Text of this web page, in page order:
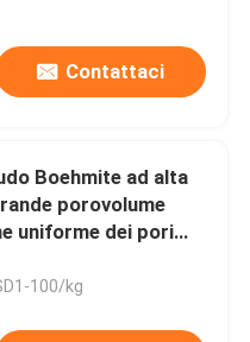
Contattaci
Boehmite ad alta
porovolume
uniforme dei pori
batteria al litio
di idrofinazione
100/kg